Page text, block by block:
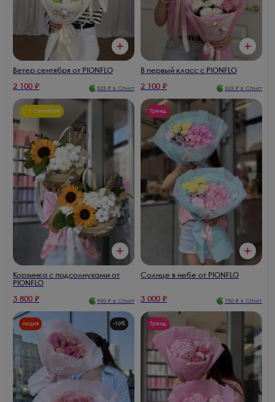
Ветер сентября от PIONFLO
2 100 ₽ 525 ₽ в Сплит
В первый класс с PIONFLO
2 100 ₽ 525 ₽ в Сплит
С 1 Сентября!
Корзинка с подсолнухами от
PIONFLO
3 800 ₽ 950 ₽ в Сплит
Тренд
Солнце в небе от PIONFLO
3 000 ₽ 750 ₽ в Сплит
Акция -10% Тренд